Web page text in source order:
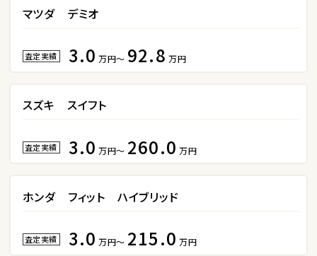
2 位
3
ヴォクシー
ＳＵＶ・クロカン
マツダ デミオ
査定実績 3.0 万円～ 92.8 万円
スズキ スイフト
査定実績 3.0 万円～ 260.0 万円
ホンダ フィット ハイブリッド
査定実績 3.0 万円～ 215.0 万円